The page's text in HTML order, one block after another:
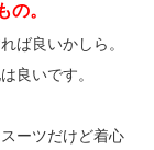
の。
ば良いかしら。
良いです。
ーツだけど着心